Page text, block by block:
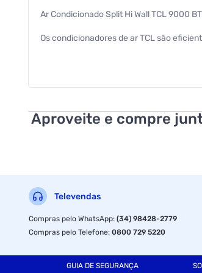
Ar Condicionado Split Hi Wall TCL 9000
Os condicionadores de ar TCL são
Possui função antibacteriana e libera
ar mais puro para respirar e livre de
Reduz o ruído da unidade interna,
Serpentina de Cobre:
O ar condicionado com tubo de cobre é
Não perturbe:Apaga o display
Aproveite e compre
Televendas
Compras pelo WhatsApp:(34) 98428-2779
Compras pelo Telefone:0800 729 5220
GUIA DE SEGURANÇA